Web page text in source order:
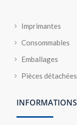
Imprimantes
Consommables
Emballages
Pièces détachées
INFORMATIONS